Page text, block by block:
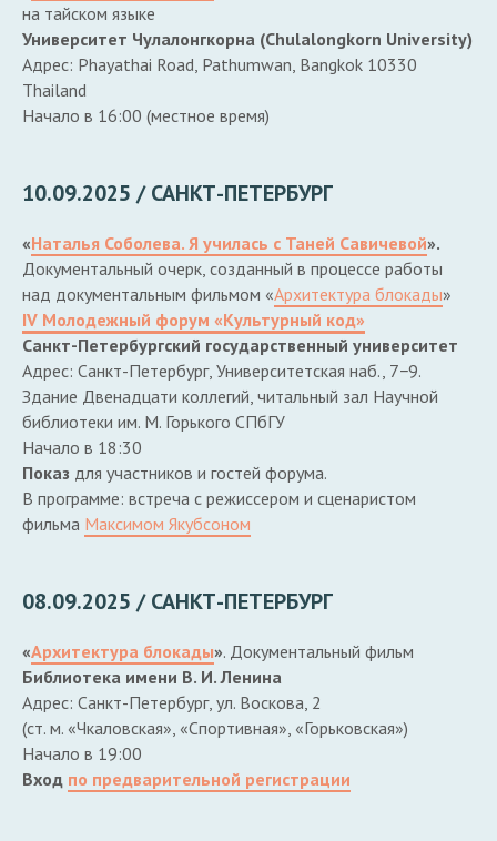
на тайском языке
Университет Чулалонгкорна (Chulalongkorn University)
Адрес: Phayathai Road, Pathumwan, Bangkok 10330
Thailand
Начало в 16:00 (местное время)
10.09.2025 / САНКТ-ПЕТЕРБУРГ
«Наталья Соболева. Я училась с Таней Савичевой».
Документальный очерк, созданный в процессе работы
над документальным фильмом «Архитектура блокады»
IV Молодежный форум «Культурный код»
Санкт-Петербургский государственный университет
Адрес: Санкт-Петербург, Университетская наб., 7−9.
Здание Двенадцати коллегий, читальный зал Научной
библиотеки им. М. Горького СПбГУ
Начало в 18:30
Показ для участников и гостей форума.
В программе: встреча с режиссером и сценаристом
фильма Максимом Якубсоном
08.09.2025 / САНКТ-ПЕТЕРБУРГ
«Архитектура блокады». Документальный фильм
Библиотека имени В. И. Ленина
Адрес: Санкт-Петербург, ул. Воскова, 2
(ст. м. «Чкаловская», «Спортивная», «Горьковская»)
Начало в 19:00
Вход по предварительной регистрации